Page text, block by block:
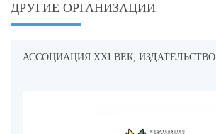
ДРУГИЕ ОРГАНИЗАЦИИ
АССОЦИАЦИЯ XXI ВЕК, ИЗДАТЕЛЬСТВО